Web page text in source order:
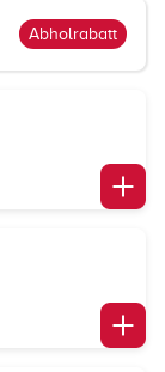
Abholrabatt